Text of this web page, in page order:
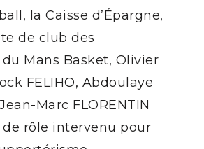
la Caisse d’Épargne,
de club des
Mans Basket, Olivier
FELIHO, Abdoulaye
Marc FLORENTIN
rôle intervenu pour